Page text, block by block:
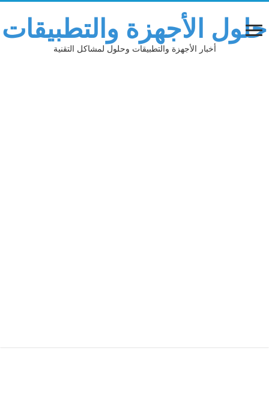
حلول الأجهزة والتطبيقات
أخبار الأجهزة والتطبيقات وحلول لمشاكل التقنية